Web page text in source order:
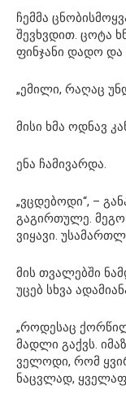
ჩემმა
შევხვდით. ცოტა
ფინჯანი დადო და
„ემილი, რაღაც
მისი ხმა ოდნავ
ენა ჩამივარდა.
„ვცდებოდი“, –
გაგირთულე.
ვიყავი.
მის თვალებში
უცებ სხვა
„როდესაც
მადლი გაქვს.
ველოდი, რომ
ნაცვლად,